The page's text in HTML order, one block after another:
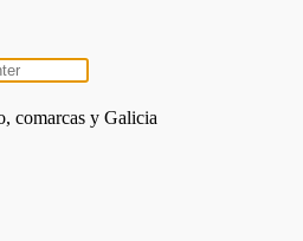
comarcas y Galicia